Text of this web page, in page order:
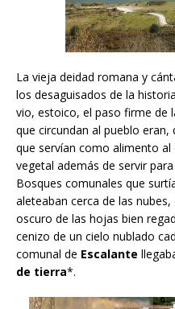
La vieja deidad romana y
los desaguisados de la
vio, estoico, el paso firme de
que circundan al pueblo
que servían como alimento
vegetal además de servir
Bosques comunales que
aleteaban cerca de las
oscuro de las hojas bien
cenizo de un cielo nublado
comunal de Escalante
de tierra*.